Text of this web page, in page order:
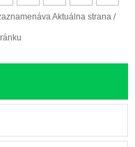
Aktuálna strana /